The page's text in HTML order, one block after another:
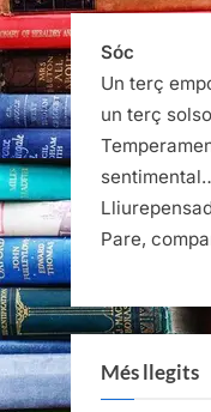
Sóc
Un terç
un terç
Pare,
Més llegits